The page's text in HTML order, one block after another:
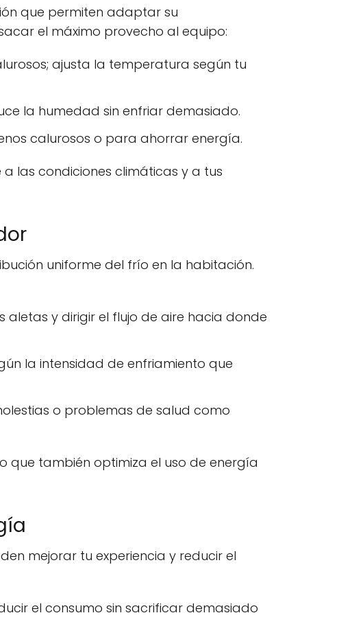
que permiten adaptar su
el máximo provecho al equipo:
ajusta la temperatura según tu
la humedad sin enfriar demasiado.
calurosos o para ahorrar energía.
las condiciones climáticas y a tus
uniforme del frío en la habitación.
y dirigir el flujo de aire hacia donde
la intensidad de enfriamiento que
o problemas de salud como
que también optimiza el uso de energía
mejorar tu experiencia y reducir el
el consumo sin sacrificar demasiado